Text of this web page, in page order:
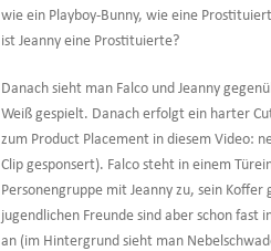
wie ein Playboy-Bunny, wie eine
ist Jeanny eine Prostituierte?
Danach sieht man Falco und Jeanny
Weiß gespielt. Danach erfolgt ein harter
zum Product Placement in diesem Video:
Clip gesponsert). Falco steht in einem
Personengruppe mit Jeanny zu, sein
jugendlichen Freunde sind aber schon fast
an (im Hintergrund sieht man